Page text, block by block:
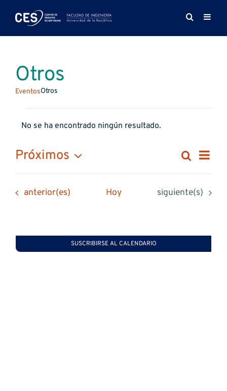
Otros
EventosOtros
Eventos
Aviso
No se ha encontrado ningún resultado.
vistas
de
Buscar
Lista
Próximos
fecha.
Eventos
anterior(es) Hoy Eventos
siguiente(s)
SUSCRIBIRSE AL CALENDARIO